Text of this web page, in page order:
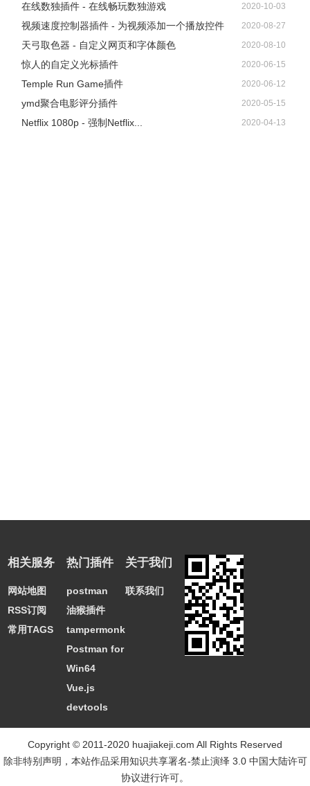
在线数独插件 - 在线畅玩数独游戏 2020-10-03
视频速度控制器插件 - 为视频添加一个播放控件 2020-08-27
天弓取色器 - 自定义网页和字体颜色 2020-08-10
惊人的自定义光标插件 2020-06-15
Temple Run Game插件 2020-06-12
ymd聚合电影评分插件 2020-05-15
Netflix 1080p - 强制Netflix... 2020-04-13
相关服务
网站地图
RSS订阅
常用TAGS
热门插件
postman
油猴插件
tampermonkey
Postman for
Win64
Vue.js
devtools
关于我们
联系我们
Copyright © 2011-2020 huajiakeji.com All Rights Reserved
除非特别声明，本站作品采用知识共享署名-禁止演绎 3.0 中国大陆许可
协议进行许可。